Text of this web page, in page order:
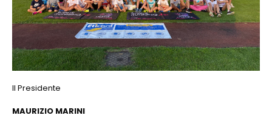
Il Presidente
MAURIZIO MARINI